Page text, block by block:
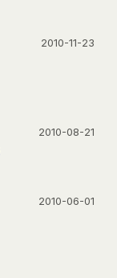
2010-11-23
2010-08-21
2010-06-01